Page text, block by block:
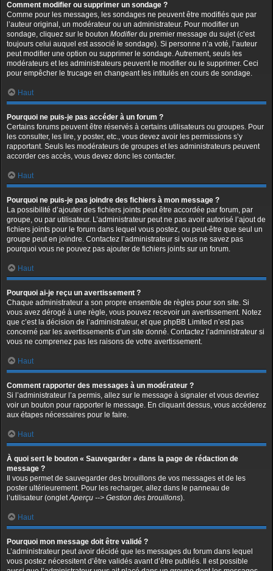
Comment modifier ou supprimer un sondage ?
Comme pour les messages, les sondages ne peuvent être modifiés que par
l’auteur original, un modérateur ou un administrateur. Pour modifier un
sondage, cliquez sur le bouton Modifierdu premier message du sujet (c’est
toujours celui auquel est associé le sondage). Si personne n’a voté, l’auteur
peut modifier une option ou supprimer le sondage. Autrement, seuls les
modérateurs et les administrateurs peuvent le modifier ou le supprimer. Ceci
pour empêcher le trucage en changeant les intitulés en cours de sondage.
Haut
Pourquoi ne puis-je pas accéder à un forum ?
Certains forums peuvent être réservés à certains utilisateurs ou groupes. Pour
les consulter, les lire, y poster, etc., vous devez avoir les permissions s’y
rapportant. Seuls les modérateurs de groupes et les administrateurs peuvent
accorder ces accès, vous devez donc les contacter.
Haut
Pourquoi ne puis-je pas joindre des fichiers à mon message ?
La possibilité d’ajouter des fichiers joints peut être accordée par forum, par
groupe, ou par utilisateur. L’administrateur peut ne pas avoir autorisé l’ajout de
fichiers joints pour le forum dans lequel vous postez, ou peut-être que seul un
groupe peut en joindre. Contactez l’administrateur si vous ne savez pas
pourquoi vous ne pouvez pas ajouter de fichiers joints sur un forum.
Haut
Pourquoi ai-je reçu un avertissement ?
Chaque administrateur a son propre ensemble de règles pour son site. Si
vous avez dérogé à une règle, vous pouvez recevoir un avertissement. Notez
que c’est la décision de l’administrateur, et que phpBB Limited n’est pas
concerné par les avertissements d’un site donné. Contactez l’administrateur si
vous ne comprenez pas les raisons de votre avertissement.
Haut
Comment rapporter des messages à un modérateur ?
Si l’administrateur l’a permis, allez sur le message à signaler et vous devriez
voir un bouton pour rapporter le message. En cliquant dessus, vous accéderez
aux étapes nécessaires pour le faire.
Haut
À quoi sert le bouton « Sauvegarder » dans la page de rédaction de
message ?
Il vous permet de sauvegarder des brouillons de vos messages et de les
poster ultérieurement. Pour les recharger, allez dans le panneau de
l’utilisateur (ongletAperçu --> Gestion des brouillons).
Haut
Pourquoi mon message doit être validé ?
L’administrateur peut avoir décidé que les messages du forum dans lequel
vous postez nécessitent d’être validés avant d’être publiés. Il est possible